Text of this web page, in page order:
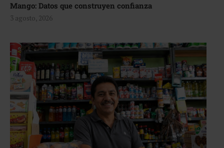
Mango: Datos que construyen confianza
3 agosto, 2026